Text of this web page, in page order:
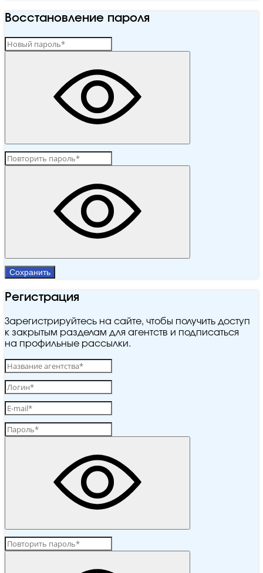
Восстановление пароля
Сохранить
Регистрация
Зарегистрируйтесь на сайте, чтобы получить доступ
к закрытым разделам для агентств и подписаться
на профильные рассылки.